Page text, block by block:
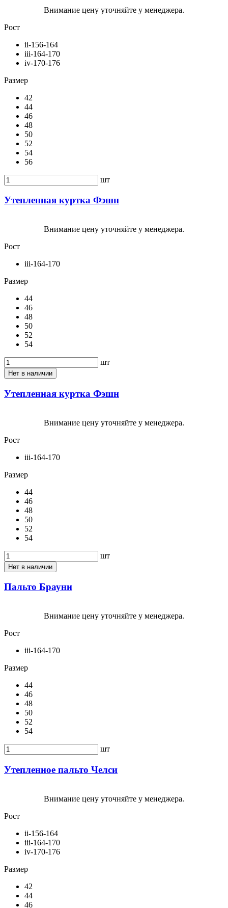
Внимание цену уточняйте у менеджера.
Рост
ii-156-164
iii-164-170
iv-170-176
Размер
42
44
46
48
50
52
54
56
шт
Утепленная куртка Фэшн
Внимание цену уточняйте у менеджера.
Рост
iii-164-170
Размер
44
46
48
50
52
54
шт
Нет в наличии
Утепленная куртка Фэшн
Внимание цену уточняйте у менеджера.
Рост
iii-164-170
Размер
44
46
48
50
52
54
шт
Нет в наличии
Пальто Брауни
Внимание цену уточняйте у менеджера.
Рост
iii-164-170
Размер
44
46
48
50
52
54
шт
Утепленное пальто Челси
Внимание цену уточняйте у менеджера.
Рост
ii-156-164
iii-164-170
iv-170-176
Размер
42
44
46